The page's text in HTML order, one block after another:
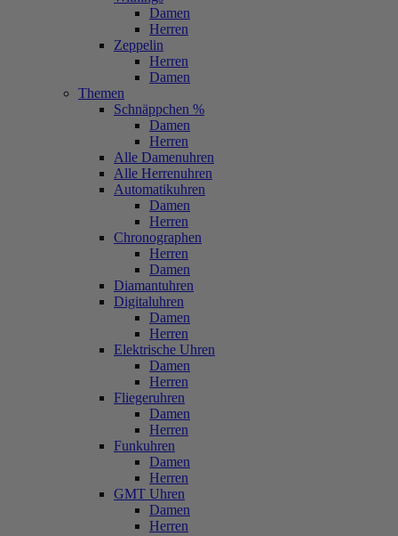
Damen
Herren
Zeppelin
Herren
Damen
Themen
Schnäppchen %
Damen
Herren
Alle Damenuhren
Alle Herrenuhren
Automatikuhren
Damen
Herren
Chronographen
Herren
Damen
Diamantuhren
Digitaluhren
Damen
Herren
Elektrische Uhren
Damen
Herren
Fliegeruhren
Damen
Herren
Funkuhren
Damen
Herren
GMT Uhren
Damen
Herren